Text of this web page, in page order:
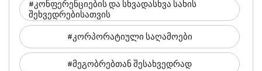
#კონფერენციების და სხვადასხვა სახის
შეხვედრებისათვის
#კორპორატიული საღამოები
#მეგობრებთან შესახვედრად